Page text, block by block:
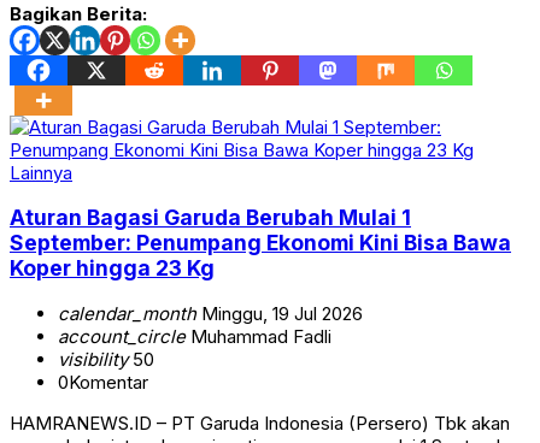
Bagikan Berita:
Lainnya
Aturan Bagasi Garuda Berubah Mulai 1
September: Penumpang Ekonomi Kini Bisa Bawa
Koper hingga 23 Kg
calendar_monthMinggu, 19 Jul 2026
account_circleMuhammad Fadli
visibility50
0Komentar
HAMRANEWS.ID – PT Garuda Indonesia (Persero) Tbk akan